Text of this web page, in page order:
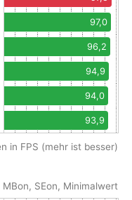
97,0
96,2
94,9
94,0
93,9
in FPS (mehr ist besser)
SEon, Minimalwert